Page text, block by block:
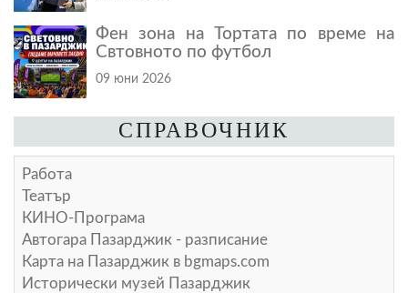
Фен зона на Тортата по време на
Свтовното по футбол
09 юни 2026
СПРАВОЧНИК
Работа
Театър
КИНО-Програма
Автогара Пазарджик - разписание
Карта на Пазарджик в bgmaps.com
Исторически музей Пазарджик